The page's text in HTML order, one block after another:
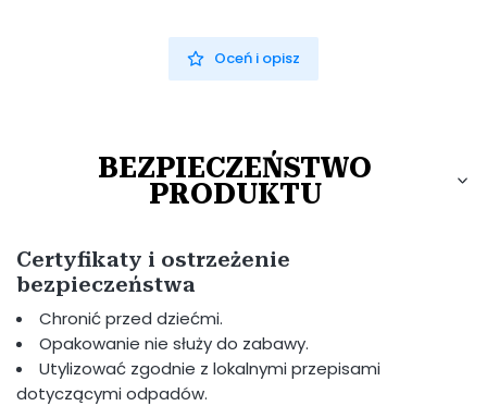
Oceń i opisz
BEZPIECZEŃSTWO
PRODUKTU
Certyfikaty i ostrzeżenie
bezpieczeństwa
Chronić przed dziećmi.
Opakowanie nie służy do zabawy.
Utylizować zgodnie z lokalnymi przepisami
dotyczącymi odpadów.